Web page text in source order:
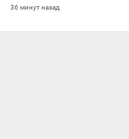
36 минут назад